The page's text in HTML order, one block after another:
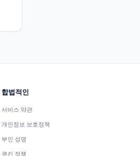
합법적인
서비스 약관
개인정보 보호정책
부인 성명
쿠키 정책